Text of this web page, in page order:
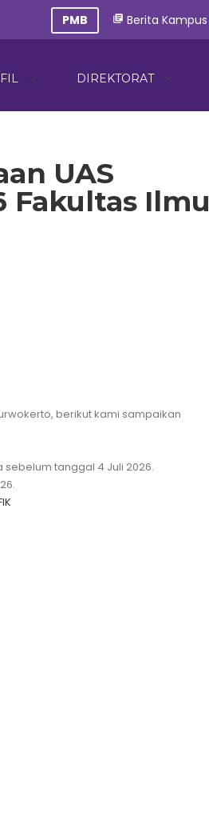
PMB library_books Berita Kampus
DIREKTORAT
UAS
Fakultas Ilmu
berikut kami sampaikan
tanggal 4 Juli 2026.